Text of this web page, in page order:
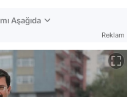
Aşağıda
Reklam